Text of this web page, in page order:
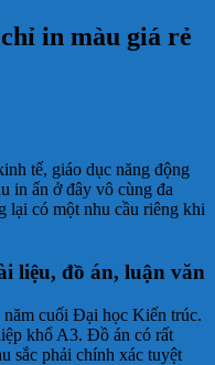
in màu giá rẻ
tế, giáo dục năng động
in ấn ở đây vô cùng đa
lại có một nhu cầu riêng khi
liệu, đồ án, luận văn
cuối Đại học Kiến trúc.
khổ A3. Đồ án có rất
sắc phải chính xác tuyệt